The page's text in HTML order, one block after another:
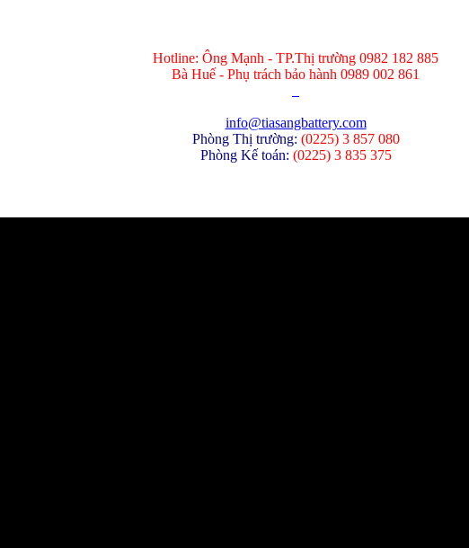
Hotline: Ông Mạnh - TP.Thị trường 0982 182 885
Bà Huế - Phụ trách bảo hành 0989 002 861
info@tiasangbattery.com
Phòng Thị trường: (0225) 3 857 080
Phòng Kế toán: (0225) 3 835 375